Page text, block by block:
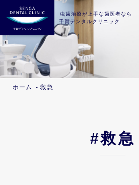
虫歯治療が上手な歯医者なら
千賀デンタルクリニック
ホーム 救急
#救急